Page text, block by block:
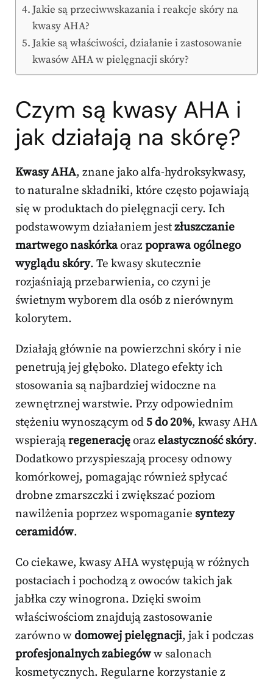
Jakie są przeciwwskazania i reakcje skóry na
kwasy AHA?
Jakie są właściwości, działanie i zastosowanie
kwasów AHA w pielęgnacji skóry?
Czym są kwasy AHA i
jak działają na skórę?
Kwasy AHA, znane jako alfa-hydroksykwasy,
to naturalne składniki, które często pojawiają
się w produktach do pielęgnacji cery. Ich
podstawowym działaniem jestzłuszczanie
martwego naskórkaorazpoprawa ogólnego
wyglądu skóry. Te kwasy skutecznie
rozjaśniają przebarwienia, co czyni je
świetnym wyborem dla osób z nierównym
kolorytem.
Działają głównie na powierzchni skóry i nie
penetrują jej głęboko. Dlatego efekty ich
stosowania są najbardziej widoczne na
zewnętrznej warstwie. Przy odpowiednim
stężeniu wynoszącym od5 do 20%, kwasy AHA
wspierająregeneracjęorazelastyczność skóry.
Dodatkowo przyspieszają procesy odnowy
komórkowej, pomagając również spłycać
drobne zmarszczki i zwiększać poziom
nawilżenia poprzez wspomaganie syntezy
ceramidów.
Co ciekawe, kwasy AHA występują w różnych
postaciach i pochodzą z owoców takich jak
jabłka czy winogrona. Dzięki swoim
właściwościom znajdują zastosowanie
zarówno wdomowej pielęgnacji, jak i podczas
profesjonalnych zabiegóww salonach
kosmetycznych. Regularne korzystanie z